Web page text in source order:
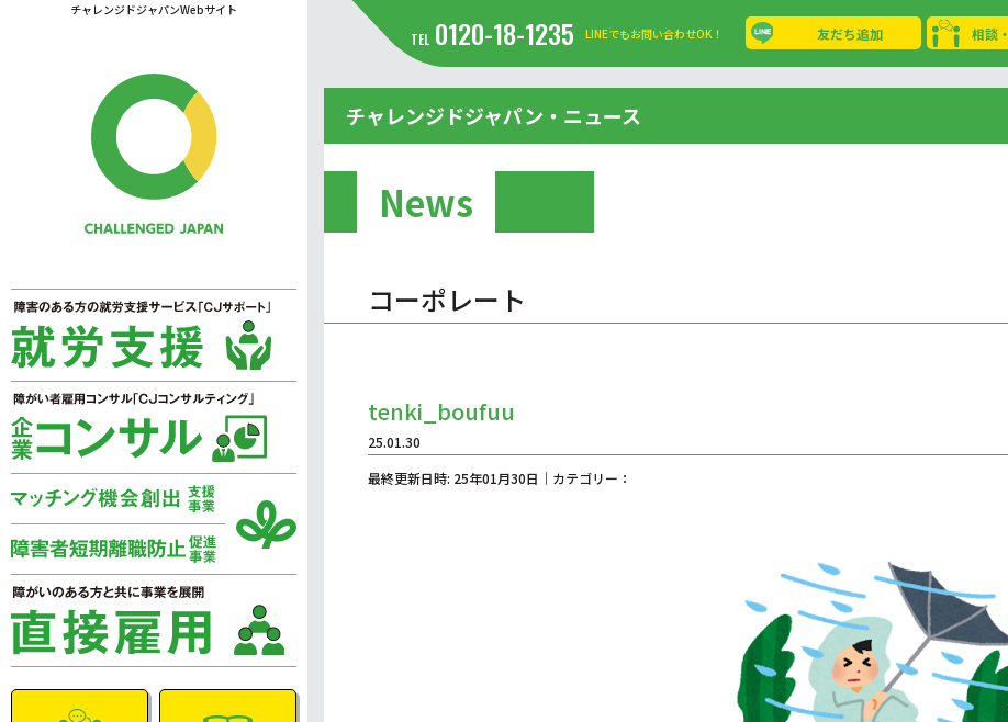
チャレンジドジャパンWebサイト
TEL 0120-18-1235 LINEでもお問い合わせOK！ 友だち追加 相談
チャレンジドジャパン・ニュース
News
コーポレート
tenki_boufuu
25.01.30
最終更新日時: 25年01月30日｜カテゴリー：